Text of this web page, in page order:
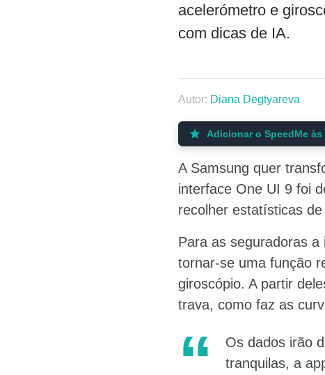
acelerómetro e
com dicas de IA.
Autor: Diana Degtyareva
Adicionar o SpeedMe
A Samsung quer
interface One UI 9 foi
recolher estatísticas
Para as seguradoras
tornar-se uma função
giroscópio. A partir
trava, como faz as
Os dados irão
tranquilas, a